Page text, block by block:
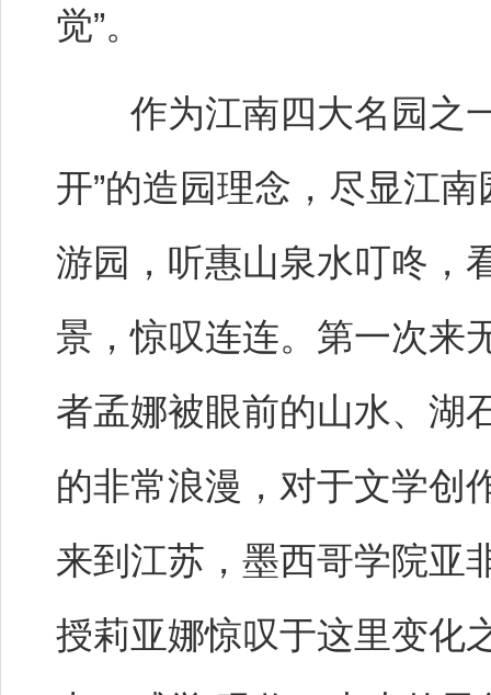
觉”。
作为江南四大名园之一
开”的造园理念，尽显江
游园，听惠山泉水叮咚，
景，惊叹连连。第一次来
者孟娜被眼前的山水、湖
的非常浪漫，对于文学创
来到江苏，墨西哥学院亚
授莉亚娜惊叹于这里变化